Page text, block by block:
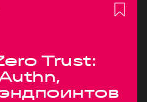
Trust: